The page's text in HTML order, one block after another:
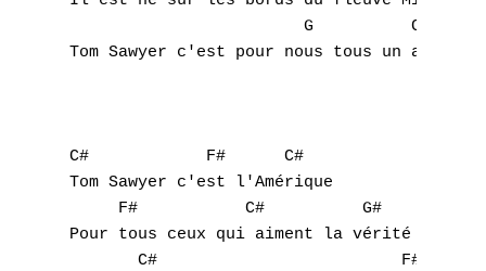
                        G          C
Tom Sawyer c'est pour nous tous un ami
C#            F#      C#
Tom Sawyer c'est l'Amérique
     F#           C#          G#
Pour tous ceux qui aiment la vérité
C#                         F#
G